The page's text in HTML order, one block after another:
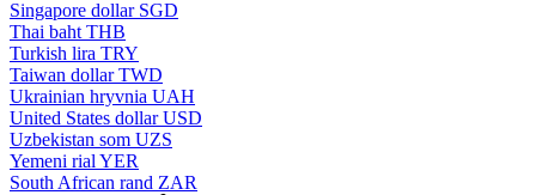
Singapore dollar SGD
Thai baht THB
Turkish lira TRY
Taiwan dollar TWD
Ukrainian hryvnia UAH
United States dollar USD
Uzbekistan som UZS
Yemeni rial YER
South African rand ZAR